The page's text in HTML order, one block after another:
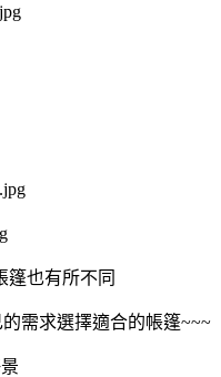
篷也有所不同
需求選擇適合的帳篷~~~